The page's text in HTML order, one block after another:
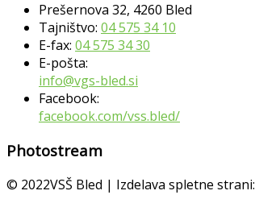
Prešernova 32, 4260 Bled
Tajništvo: 04 575 34 10
E-fax: 04 575 34 30
E-pošta:
info@vgs-bled.si
Facebook:
facebook.com/vss.bled/
Photostream
© 2022VSŠ Bled | Izdelava spletne strani: